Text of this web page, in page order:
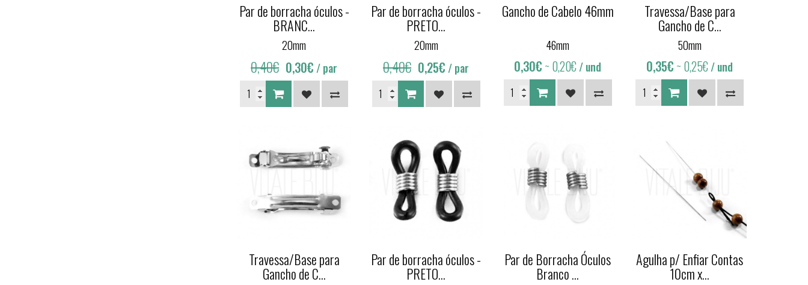
Par de borracha óculos -
BRANC...
20mm
0,40€ 0,30€ / par
Par de borracha óculos -
PRETO...
20mm
0,40€ 0,25€ / par
Gancho de Cabelo 46mm
46mm
0,30€ ~ 0,20€/ und
Travessa/Base para
Gancho de C...
50mm
0,35€ ~ 0,25€/ und
Travessa/Base para
Gancho de C...
Par de borracha óculos -
PRETO...
Par de Borracha Óculos
Branco ...
Agulha p/ Enfiar Contas
10cm x...